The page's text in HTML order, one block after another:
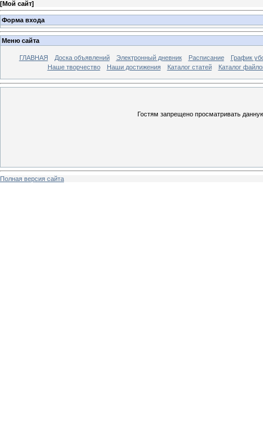
[Мой сайт]
Форма входа
Меню сайта
ГЛАВНАЯ Доска объявлений Электронный дневник Расписание
График
Наше творчество
Наши достижения Каталог статей Каталог
Гостям запрещено просматривать
Полная версия сайта